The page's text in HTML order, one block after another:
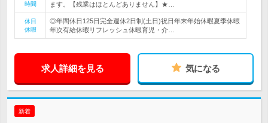
時間
ます。【残業はほとんどありません】★…
休日
休暇
◎年間休日125日完全週休2日制(土日)祝日年末年始休暇夏季休暇
年次有給休暇リフレッシュ休暇育児・介…
求人詳細を見る 気になる
新着